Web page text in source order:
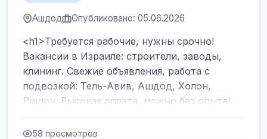
Ашдод Опубликовано: 05.06.2026
<h1>Требуется рабочие, нужны срочно!
Вакансии в Израиле: строители, заводы,
клининг. Свежие объявления, работа с
подвозкой: Тель-Авив, Ашдод, Холон,
Ришон. Высокая оплата, можно без опыта!
</h1><br />
... 58 просмотров